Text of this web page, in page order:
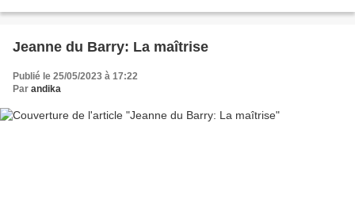
Jeanne du Barry: La maîtrise
Publié le 25/05/2023 à 17:22
Par andika